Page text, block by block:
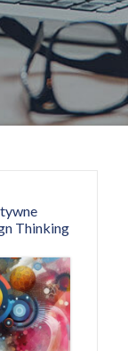
Thinking